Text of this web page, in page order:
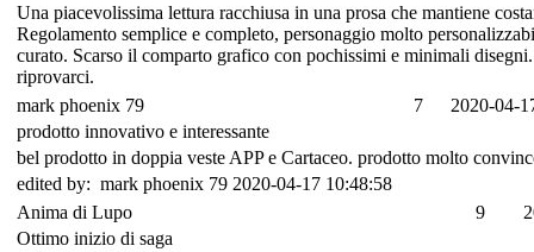
Una piacevolissima lettura racchiusa in una prosa che mantiene
Regolamento semplice e completo, personaggio molto
curato. Scarso il comparto grafico con pochissimi e minimali
riprovarci.
mark phoenix 79
7
2020-04-
prodotto innovativo e interessante
bel prodotto in doppia veste APP e Cartaceo. prodotto molto
edited by: mark phoenix 79 2020-04-17 10:48:58
Anima di Lupo
9
Ottimo inizio di saga